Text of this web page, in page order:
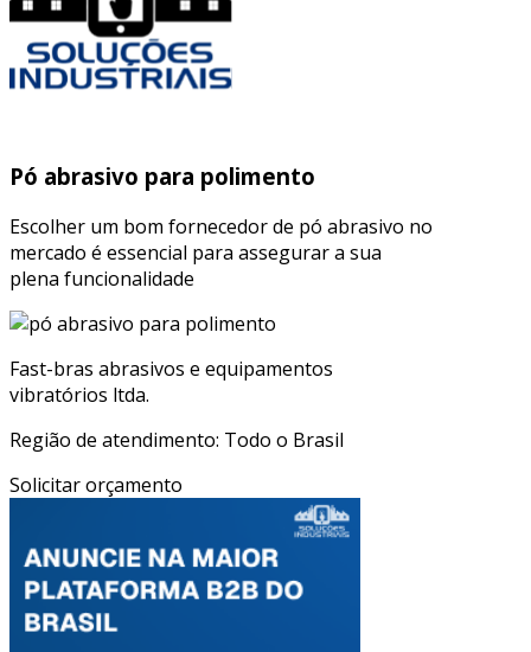
Pó abrasivo para polimento
Escolher um bom fornecedor de pó abrasivo no
mercado é essencial para assegurar a sua
plena funcionalidade
Fast-bras abrasivos e equipamentos
vibratórios ltda.
Região de atendimento: Todo o Brasil
Solicitar orçamento